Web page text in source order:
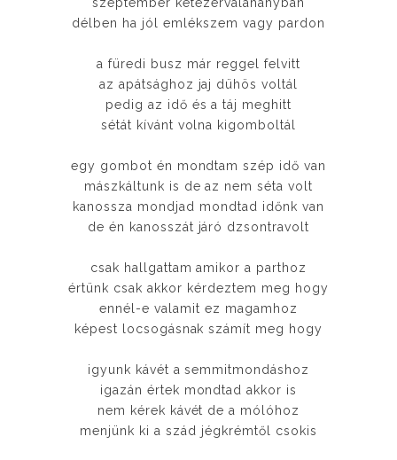
szeptember kétezervalahányban
délben ha jól emlékszem vagy pardon
a füredi busz már reggel felvitt
az apátsághoz jaj dühös voltál
pedig az idő és a táj meghitt
sétát kívánt volna kigomboltál
egy gombot én mondtam szép idő van
mászkáltunk is de az nem séta volt
kanossza mondjad mondtad időnk van
de én kanosszát járó dzsontravolt
csak hallgattam amikor a parthoz
értünk csak akkor kérdeztem meg hogy
ennél-e valamit ez magamhoz
képest locsogásnak számít meg hogy
igyunk kávét a semmitmondáshoz
igazán értek mondtad akkor is
nem kérek kávét de a mólóhoz
menjünk ki a szád jégkrémtől csokis